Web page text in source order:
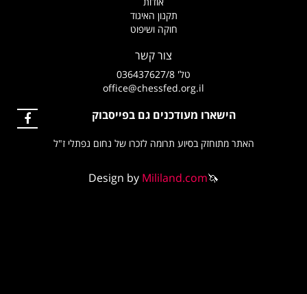
תקנון האיגוד
חוקה ושיפוט
office@chessfed.org.il
הישארו מעודכנים גם בפייסבוק
האתר מתוחזק בסיוע תרומה לזכרו של נחום נפתלי ז"ל
Design byMililand.com